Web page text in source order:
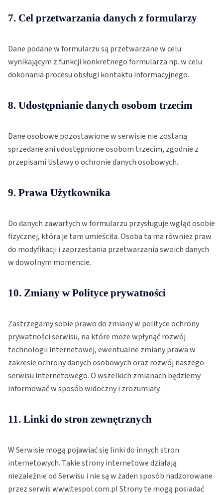
7. Cel przetwarzania danych z formularzy
Dane podane w formularzu są przetwarzane w celu
wynikającym z funkcji konkretnego formularza np. w celu
dokonania procesu obsługi kontaktu informacyjnego.
8. Udostępnianie danych osobom trzecim
Dane osobowe pozostawione w serwisie nie zostaną
sprzedane ani udostępnione osobom trzecim, zgodnie z
przepisami Ustawy o ochronie danych osobowych.
9. Prawa Użytkownika
Do danych zawartych w formularzu przysługuje wgląd osobie
fizycznej, która je tam umieściła. Osoba ta ma również praw
do modyfikacji i zaprzestania przetwarzania swoich danych
w dowolnym momencie.
10. Zmiany w Polityce prywatności
Zastrzegamy sobie prawo do zmiany w polityce ochrony
prywatności serwisu, na które może wpłynąć rozwój
technologii internetowej, ewentualne zmiany prawa w
zakresie ochrony danych osobowych oraz rozwój naszego
serwisu internetowego. O wszelkich zmianach będziemy
informować w sposób widoczny i zrozumiały.
11. Linki do stron zewnętrznych
W Serwisie mogą pojawiać się linki do innych stron
internetowych. Takie strony internetowe działają
niezależnie od Serwisu i nie są w żaden sposób nadzorowane
przez serwis www.tespol.com.pl Strony te mogą posiadać